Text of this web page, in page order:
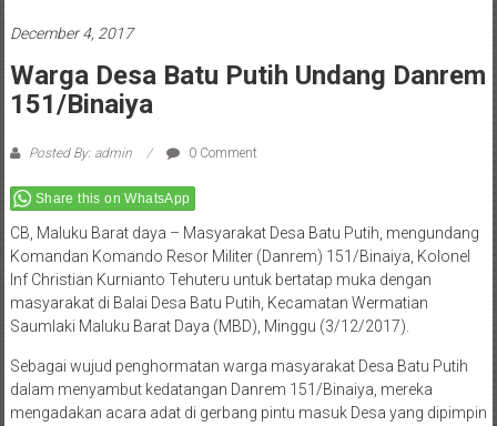
December 4, 2017
Warga Desa Batu Putih Undang Danrem
151/Binaiya
Posted By: admin 0 Comment
Share this on WhatsApp
CB, Maluku Barat daya – Masyarakat Desa Batu Putih, mengundang
Komandan Komando Resor Militer (Danrem) 151/Binaiya, Kolonel
Inf Christian Kurnianto Tehuteru untuk bertatap muka dengan
masyarakat di Balai Desa Batu Putih, Kecamatan Wermatian
Saumlaki Maluku Barat Daya (MBD), Minggu (3/12/2017).
Sebagai wujud penghormatan warga masyarakat Desa Batu Putih
dalam menyambut kedatangan Danrem 151/Binaiya, mereka
mengadakan acara adat di gerbang pintu masuk Desa yang dipimpin